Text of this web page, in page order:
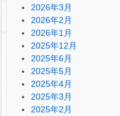
2026年3月
2026年2月
2026年1月
2025年12月
2025年6月
2025年5月
2025年4月
2025年3月
2025年2月